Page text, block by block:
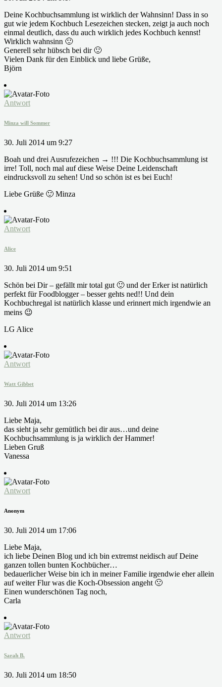
Deine Kochbuchsammlung ist wirklich der Wahnsinn! Dass in so
gut wie jedem Kochbuch Lesezeichen stecken, zeigt ja auch noch
einmal deutlich, dass du auch wirklich jedes Kochbuch kennst!
Wirklich wahnsinn 🙂
Generell sehr hübsch bei dir 🙂
Vielen Dank für den Einblick und liebe Grüße,
Björn
Antwort
Minza will Sommer
30. Juli 2014 um 9:27
Boah und drei Ausrufezeichen → !!! Die Kochbuchsammlung ist
irre! Toll, noch mal auf diese Weise Deine Leidenschaft
eindrucksvoll zu sehen! Und so schön ist es bei Euch!
Liebe Grüße 🙂 Minza
Antwort
Alice
30. Juli 2014 um 9:51
Schön bei Dir – gefällt mir total gut 🙂 und der Erker ist natürlich
perfekt für Foodblogger – besser gehts ned!! Und dein
Kochbuchregal ist natürlich klasse und erinnert mich irgendwie an
meins 😉
LG Alice
Antwort
Watt Gibbet
30. Juli 2014 um 13:26
Liebe Maja,
das sieht ja sehr gemütlich bei dir aus…und deine
Kochbuchsammlung is ja wirklich der Hammer!
Lieben Gruß
Vanessa
Antwort
Anonym
30. Juli 2014 um 17:06
Liebe Maja,
ich liebe Deinen Blog und ich bin extremst neidisch auf Deine
ganzen tollen bunten Kochbücher…
bedauerlicher Weise bin ich in meiner Familie irgendwie eher allein
auf weiter Flur was die Koch-Obsession angeht 🙁
Einen wunderschönen Tag noch,
Carla
Antwort
Sarah B.
30. Juli 2014 um 18:50